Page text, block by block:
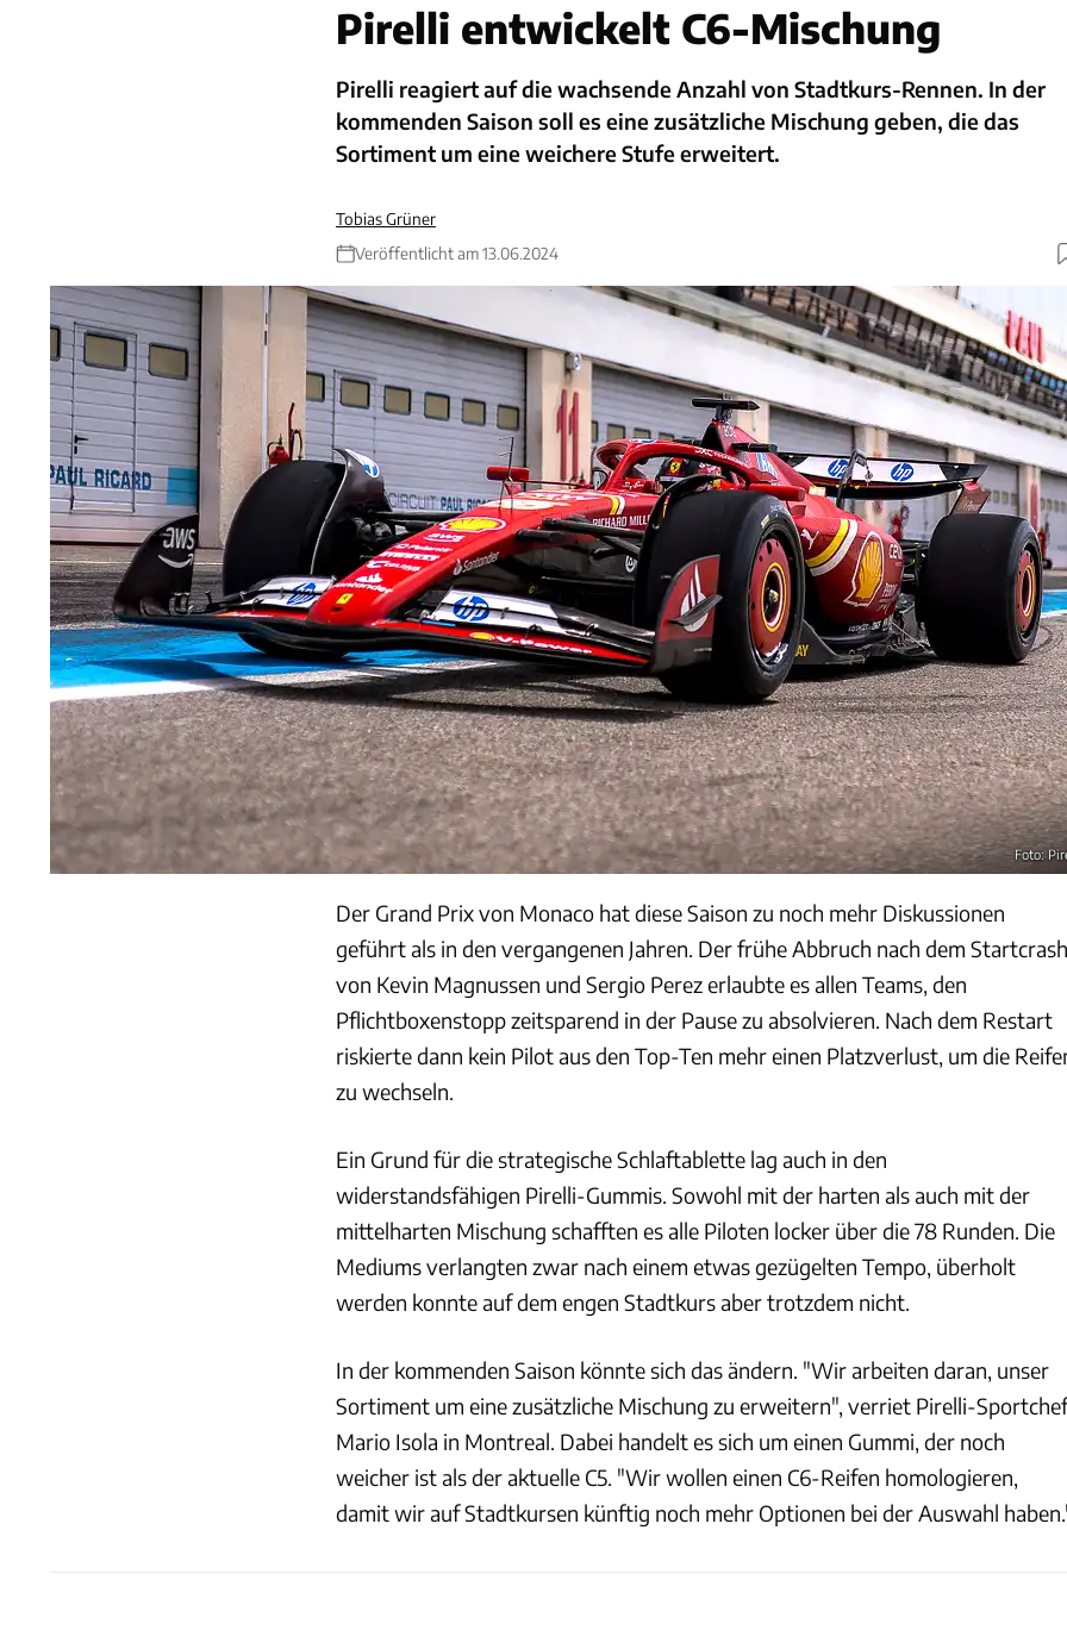
Pirelli entwickelt C6-Mischung
Pirelli reagiert auf die wachsende Anzahl von Stadtkurs-Rennen. In der
kommenden Saison soll es eine zusätzliche Mischung geben, die das
Sortiment um eine weichere Stufe erweitert.
Tobias Grüner
Veröffentlicht am 13.06.2024
Foto:
Der Grand Prix von Monaco hat diese Saison zu noch mehr Diskussionen
geführt als in den vergangenen Jahren. Der frühe Abbruch nach dem Startcrash
von Kevin Magnussen und Sergio Perez erlaubte es allen Teams, den
Pflichtboxenstopp zeitsparend in der Pause zu absolvieren. Nach dem Restart
riskierte dann kein Pilot aus den Top-Ten mehr einen Platzverlust, um die
zu wechseln.
Ein Grund für die strategische Schlaftablette lag auch in den
widerstandsfähigen Pirelli-Gummis. Sowohl mit der harten als auch mit der
mittelharten Mischung schafften es alle Piloten locker über die 78 Runden. Die
Mediums verlangten zwar nach einem etwas gezügelten Tempo, überholt
werden konnte auf dem engen Stadtkurs aber trotzdem nicht.
In der kommenden Saison könnte sich das ändern. "Wir arbeiten daran, unser
Sortiment um eine zusätzliche Mischung zu erweitern", verriet Pirelli-Sportchef
Mario Isola in Montreal. Dabei handelt es sich um einen Gummi, der noch
weicher ist als der aktuelle C5. "Wir wollen einen C6-Reifen homologieren,
damit wir auf Stadtkursen künftig noch mehr Optionen bei der Auswahl